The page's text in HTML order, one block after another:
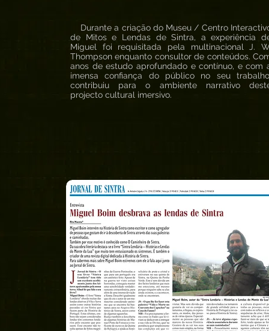
Durante a criação do Museu / Centro
de Mitos e Lendas de Sintra, a experiência
Miguel foi requisitada pela multinacional J.
Thompson enquanto consultor de conteúdos.
anos de estudo aprofundado e contínuo, e com
imensa confiança do público no seu
contribuiu para o ambiente narrativo
projecto cultural imersivo.